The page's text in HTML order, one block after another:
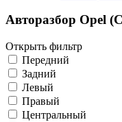
Авторазбор Opel
Открыть фильтр
Передний
Задний
Левый
Правый
Центральный